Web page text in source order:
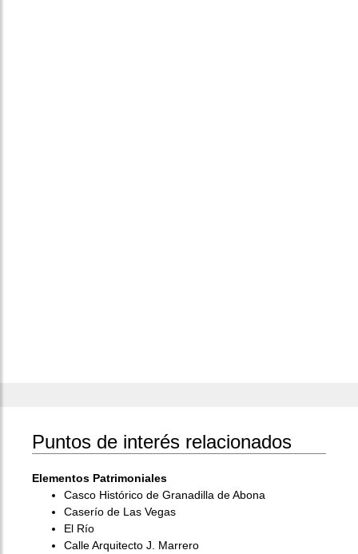
Puntos de interés relacionados
Elementos Patrimoniales
Casco Histórico de Granadilla de Abona
Caserío de Las Vegas
El Río
Calle Arquitecto J. Marrero